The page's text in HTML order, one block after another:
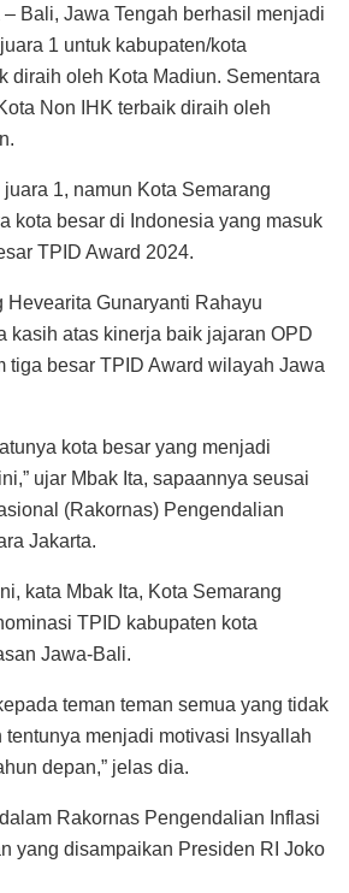
Bali, Jawa Tengah berhasil menjadi
1 untuk kabupaten/kota
diraih oleh Kota Madiun. Sementara
Non IHK terbaik diraih oleh
1, namun Kota Semarang
kota besar di Indonesia yang masuk
TPID Award 2024.
Hevearita Gunaryanti Rahayu
kasih atas kinerja baik jajaran OPD
tiga besar TPID Award wilayah Jawa
kota besar yang menjadi
ujar Mbak Ita, sapaannya seusai
(Rakornas) Pengendalian
Jakarta.
kata Mbak Ita, Kota Semarang
TPID kabupaten kota
Jawa-Bali.
teman teman semua yang tidak
tentunya menjadi motivasi Insyallah
depan,” jelas dia.
Rakornas Pengendalian Inflasi
yang disampaikan Presiden RI Joko